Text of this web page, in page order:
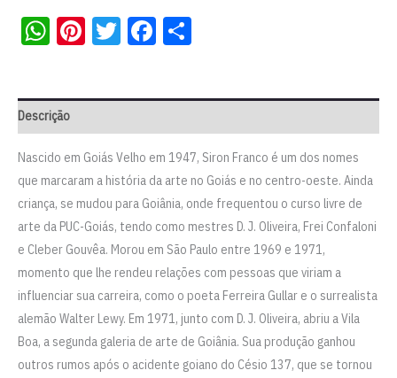
WhatsApp
Pinterest
TwitterFacebook
Descrição
Nascido em Goiás Velho em 1947, Siron Franco é um dos nomes
que marcaram a história da arte no Goiás e no centro-oeste. Ainda
criança, se mudou para Goiânia, onde frequentou o curso livre de
arte da PUC-Goiás, tendo como mestres D. J. Oliveira, Frei Confaloni
e Cleber Gouvêa. Morou em São Paulo entre 1969 e 1971,
momento que lhe rendeu relações com pessoas que viriam a
influenciar sua carreira, como o poeta Ferreira Gullar e o surrealista
alemão Walter Lewy. Em 1971, junto com D. J. Oliveira, abriu a Vila
Boa, a segunda galeria de arte de Goiânia. Sua produção ganhou
outros rumos após o acidente goiano do Césio 137, que se tornou